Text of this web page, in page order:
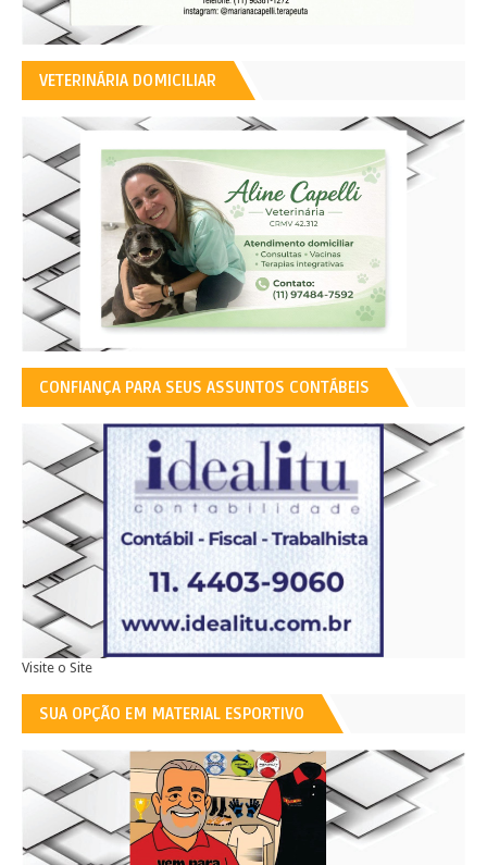
VETERINÁRIA DOMICILIAR
CONFIANÇA PARA SEUS ASSUNTOS CONTÁBEIS
Visite o Site
SUA OPÇÃO EM MATERIAL ESPORTIVO